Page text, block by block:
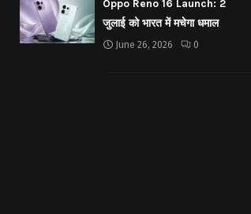
Oppo Reno 16 Launch: 2
जुलाई को भारत में मचेगा धमाल
June 26, 2026 0